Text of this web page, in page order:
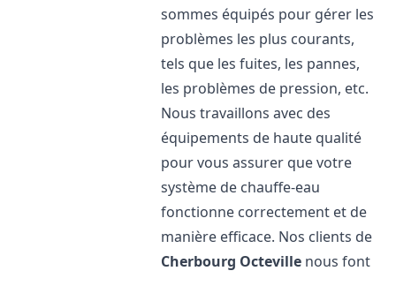
sommes équipés pour gérer les
problèmes les plus courants,
tels que les fuites, les pannes,
les problèmes de pression, etc.
Nous travaillons avec des
équipements de haute qualité
pour vous assurer que votre
système de chauffe-eau
fonctionne correctement et de
manière efficace. Nos clients de
Cherbourg Octeville nous font